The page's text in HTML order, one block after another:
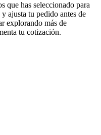
que has seleccionado para
ajusta tu pedido antes de
explorando más de
tu cotización.